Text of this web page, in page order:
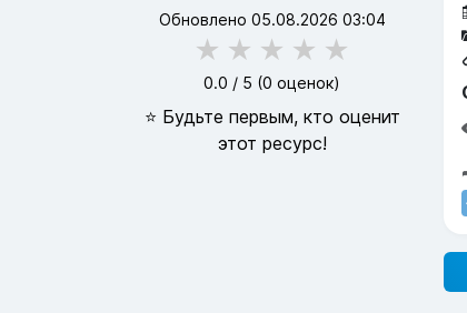
Обновлено 05.08.2026 03:04
★ ★ ★ ★ ★
0.0 / 5 (0 оценок)
⭐ Будьте первым, кто оценит
этот ресурс!